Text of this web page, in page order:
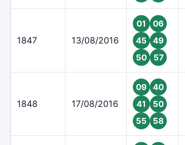
1847 13/08/2016
01
06
45
49
50
57
1848 17/08/2016
09
40
41
50
55
58